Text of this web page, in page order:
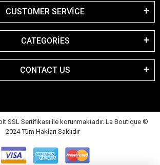
CUSTOMER SERVİCE
CATEGORİES
CONTACT US
SSL Sertifikası ile korunmaktadır. La Boutique ©
2024 Tüm Hakları Saklıdır